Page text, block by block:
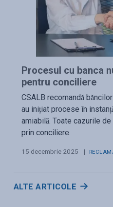
Procesul cu banca
pentru conciliere
CSALB recomandă
au inițiat procese în
amiabilă. Toate cazurile
prin conciliere.
15 decembrie 2025 |
ALTE ARTICOLE